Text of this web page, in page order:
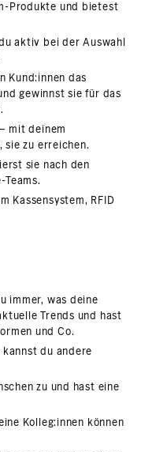
Produkte und bietest
aktiv bei der Auswahl
Kund:innen das
gewinnst sie für das
mit deinem
zu erreichen.
sie nach den
Kassensystem, RFID
immer, was deine
Trends und hast
und Co.
du andere
zu und hast eine
Kolleg:innen können